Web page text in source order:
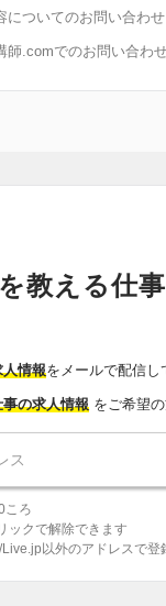
ついてのお問い合わ
師.comでのお問い合わ
教える仕
人情報をメールで配信し
の求人情報 をご希望
ころ
ックで解除できます
以外のアドレスで登